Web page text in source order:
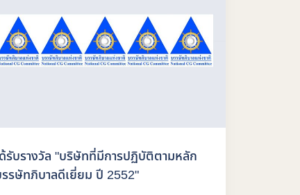
รับรางวัล "บริษัทที่มีการปฏิบัติตามหลัก
รษัทภิบาลดีเยี่ยม ปี 2552"